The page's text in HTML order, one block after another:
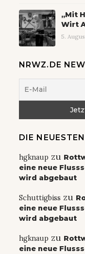
„Mit
Wirt
5.
NRWZ.DE
DIE
hgknaup zu
eine neue
wird abgebaut
Schuttigbiss zu
eine neue
wird abgebaut
hgknaup zu
eine neue